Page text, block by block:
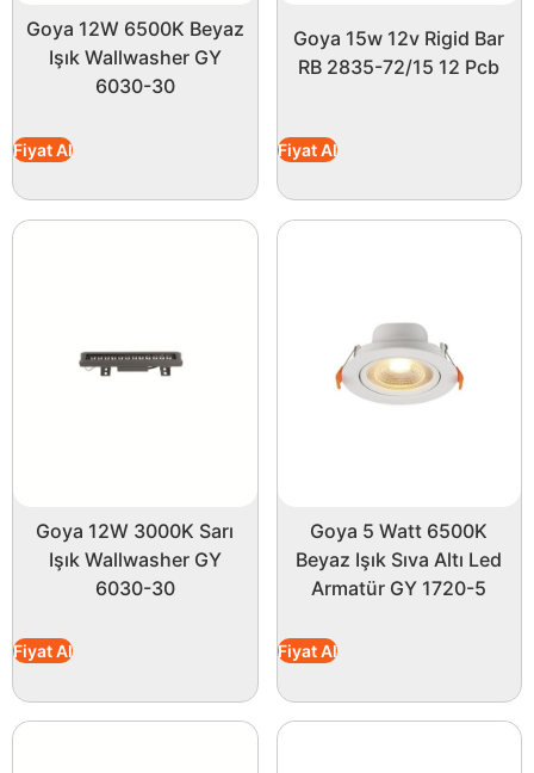
Goya 12W 6500K Beyaz
Işık Wallwasher GY
6030-30
Fiyat Al
Goya 15w 12v Rigid Bar
RB 2835-72/15 12 Pcb
Fiyat Al
Goya 12W 3000K Sarı
Işık Wallwasher GY
6030-30
Fiyat Al
Goya 5 Watt 6500K
Beyaz Işık Sıva Altı Led
Armatür GY 1720-5
Fiyat Al